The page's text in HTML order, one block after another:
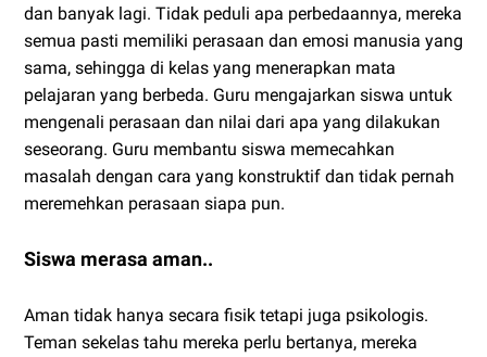
dan banyak lagi. Tidak peduli apa perbedaannya, mereka
semua pasti memiliki perasaan dan emosi manusia yang
sama, sehingga di kelas yang menerapkan mata
pelajaran yang berbeda. Guru mengajarkan siswa untuk
mengenali perasaan dan nilai dari apa yang dilakukan
seseorang. Guru membantu siswa memecahkan
masalah dengan cara yang konstruktif dan tidak pernah
meremehkan perasaan siapa pun.
Siswa merasa aman..
Aman tidak hanya secara fisik tetapi juga psikologis.
Teman sekelas tahu mereka perlu bertanya, mereka